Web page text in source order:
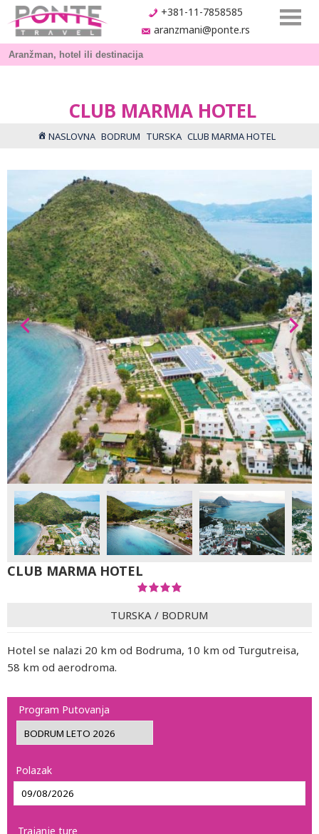
+381-11-7858585
aranzmani@ponte.rs
CLUB MARMA HOTEL
NASLOVNA BODRUM TURSKA CLUB MARMA HOTEL
CLUB MARMA HOTEL
TURSKA / BODRUM
Hotel se nalazi 20 km od Bodruma, 10 km od Turgutreisa,
58 km od aerodroma.
Program Putovanja
Polazak
Trajanje ture